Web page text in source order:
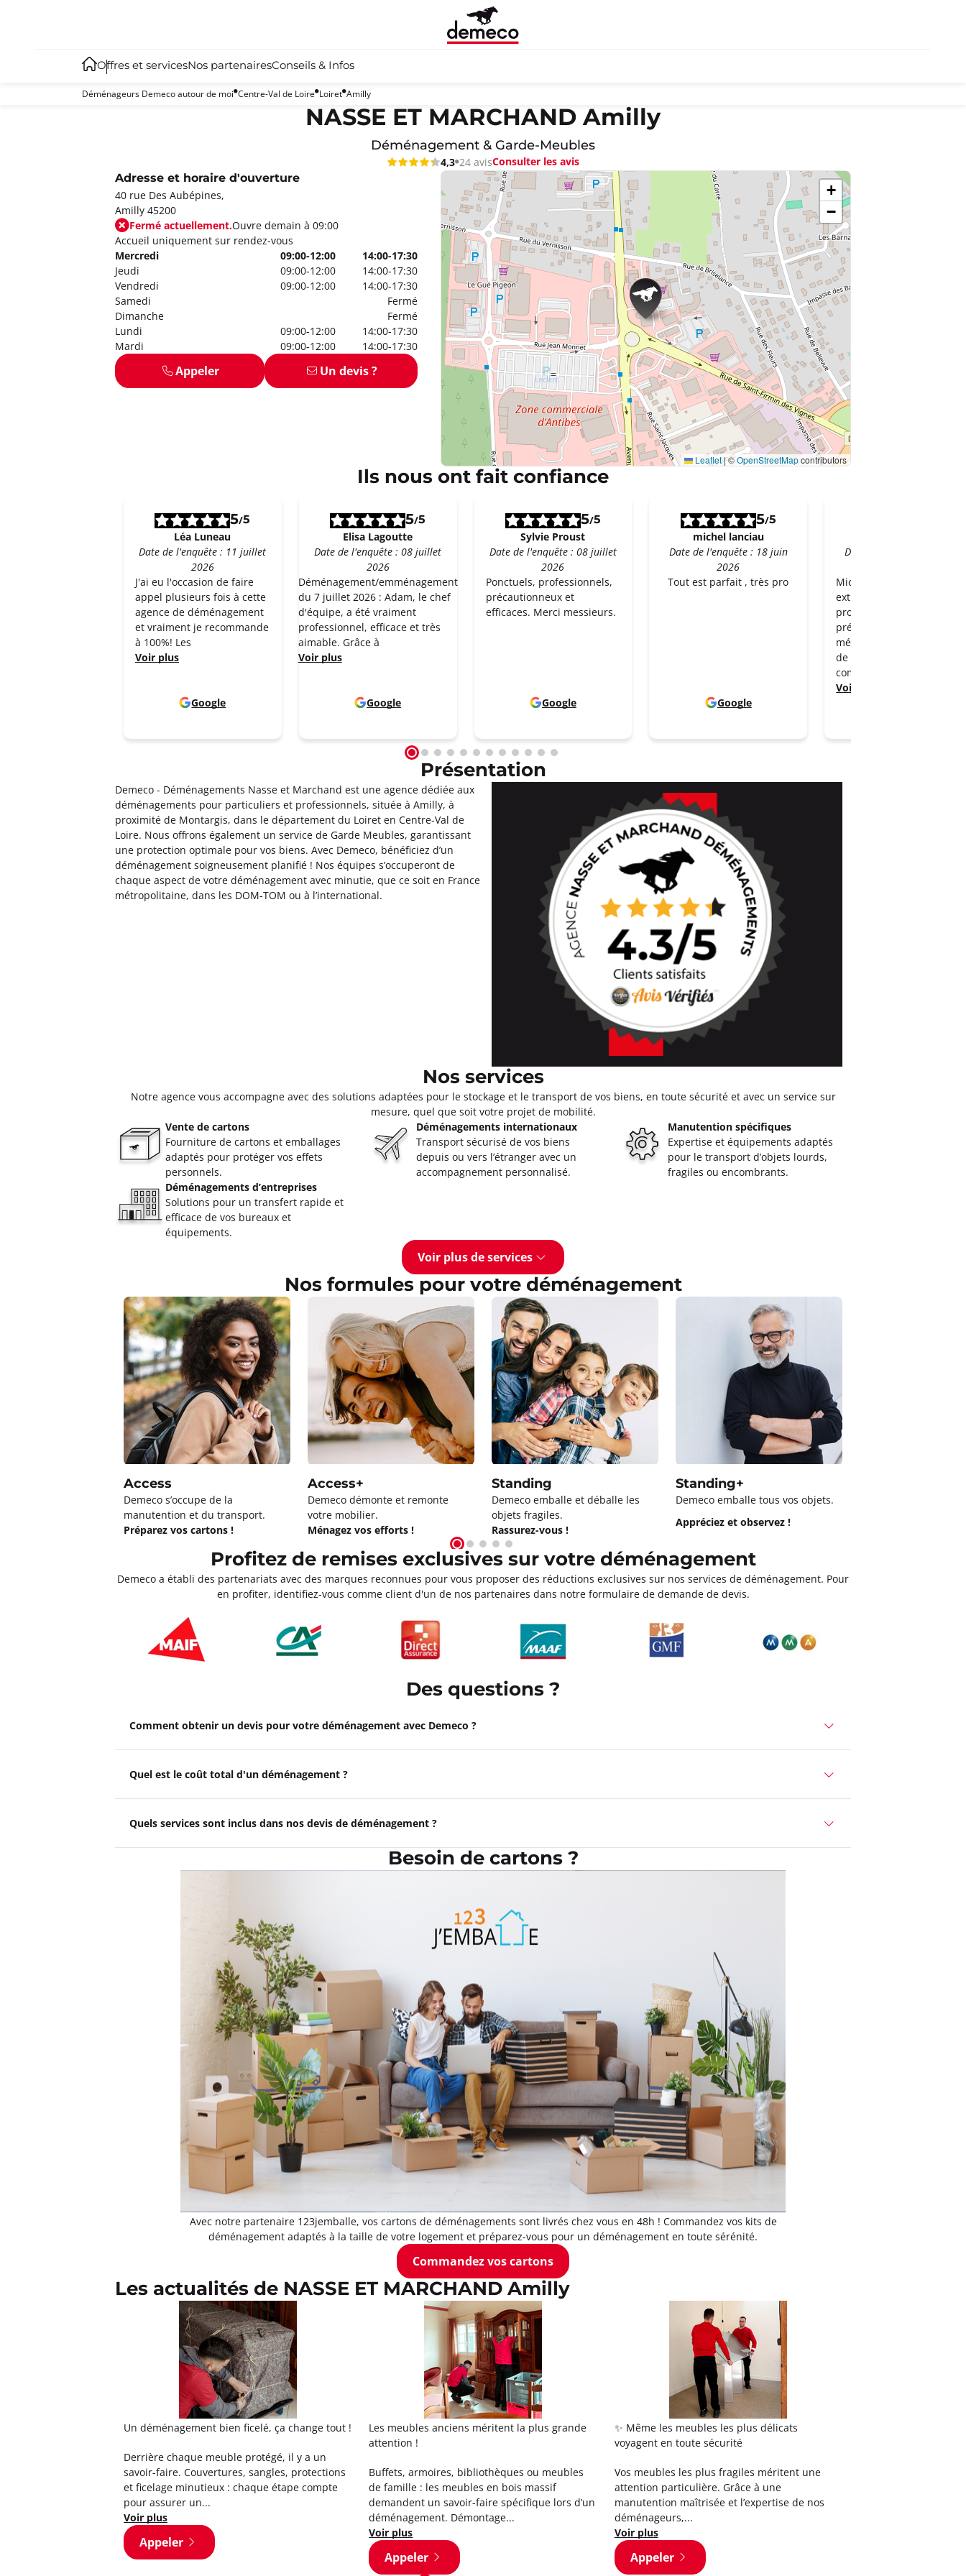
Offres et servicesNos partenairesConseils & Infos
Déménageurs Demeco autour de moi Centre-Val de Loire Loiret Amilly
NASSE ET MARCHAND Amilly
Déménagement & Garde-Meubles
4,3 24 avisConsulter les avis
Adresse et horaire d'ouverture
40 rue Des Aubépines,
Amilly 45200
Fermé actuellement.Ouvre demain à 09:00
Accueil uniquement sur rendez-vous
Mercredi
09:00-12:00
14:00-17:30
Jeudi
09:00-12:00
14:00-17:30
Vendredi
09:00-12:00
14:00-17:30
Samedi
Fermé
Dimanche
Fermé
Lundi
09:00-12:00
14:00-17:30
Mardi
09:00-12:00 14:00-17:30
Appeler Un devis ?
+
−
Leaflet|©OpenStreetMapcontributors
Ils nous ont fait confiance
5/5
Léa Luneau
Date de l'enquête : 11 juillet
2026
J'ai eu l'occasion de faire
appel plusieurs fois à cette
agence de déménagement
et vraiment je recommande
à 100%! Les
Voir plus
Google
5/5
Elisa Lagoutte
Date de l'enquête : 08 juillet
2026
Déménagement/emménagement
du 7 juillet 2026 : Adam, le chef
d'équipe, a été vraiment
professionnel, efficace et très
aimable. Grâce à
Voir plus
Google
5/5
Sylvie Proust
Date de l'enquête : 08 juillet
2026
Ponctuels, professionnels,
précautionneux et
efficaces. Merci messieurs.
Google
5/5
michel lanciau
Date de l'enquête : 18 juin
2026
Tout est parfait , très pro
Google
Date de l'enquête : 27 mai
Michael et Maxence ont
extraordinaires ! Hyper
professionnels, très
précautionneux, très
méticuleux, prenant soin
de toutes nos affaires
comme
Voir plus
Présentation
Demeco - Déménagements Nasse et Marchand est une agence dédiée aux
déménagements pour particuliers et professionnels, située à Amilly, à
proximité de Montargis, dans le département du Loiret en Centre-Val de
Loire. Nous offrons également un service de Garde Meubles, garantissant
une protection optimale pour vos biens. Avec Demeco, bénéficiez d’un
déménagement soigneusement planifié ! Nos équipes s’occuperont de
chaque aspect de votre déménagement avec minutie, que ce soit en France
métropolitaine, dans les DOM-TOM ou à l’international.
Nos services
Notre agence vous accompagne avec des solutions adaptées pour le stockage et le transport de vos biens, en toute sécurité et avec un service sur
mesure, quel que soit votre projet de mobilité.
Vente de cartons
Fourniture de cartons et emballages
adaptés pour protéger vos effets
personnels.
Déménagements internationaux
Transport sécurisé de vos biens
depuis ou vers l’étranger avec un
accompagnement personnalisé.
Manutention spécifiques
Expertise et équipements adaptés
pour le transport d’objets lourds,
fragiles ou encombrants.
Déménagements d’entreprises
Solutions pour un transfert rapide et
efficace de vos bureaux et
équipements.
Voir plus de services
Nos formules pour votre déménagement
Access
Demeco s’occupe de la
manutention et du transport.
Préparez vos cartons !
Access+
Demeco démonte et remonte
votre mobilier.
Ménagez vos efforts !
Standing
Demeco emballe et déballe les
objets fragiles.
Rassurez-vous !
Standing+
Demeco emballe tous vos objets.
Appréciez et observez !
Profitez de remises exclusives sur votre déménagement
Demeco a établi des partenariats avec des marques reconnues pour vous proposer des réductions exclusives sur nos services de déménagement. Pour
en profiter, identifiez-vous comme client d'un de nos partenaires dans notre formulaire de demande de devis.
Des questions ?
Comment obtenir un devis pour votre déménagement avec Demeco ?
Quel est le coût total d'un déménagement ?
Quels services sont inclus dans nos devis de déménagement ?
Besoin de cartons ?
Avec notre partenaire 123jemballe, vos cartons de déménagements sont livrés chez vous en 48h ! Commandez vos kits de
déménagement adaptés à la taille de votre logement et préparez-vous pour un déménagement en toute sérénité.
Commandez vos cartons
Les actualités de NASSE ET MARCHAND Amilly
Un déménagement bien ficelé, ça change tout !
Derrière chaque meuble protégé, il y a un
savoir-faire. Couvertures, sangles, protections
et ficelage minutieux : chaque étape compte
pour assurer un...
Voir plus
Appeler
Les meubles anciens méritent la plus grande
attention !
Buffets, armoires, bibliothèques ou meubles
de famille : les meubles en bois massif
demandent un savoir-faire spécifique lors d’un
déménagement. Démontage...
Voir plus
Appeler
✨ Même les meubles les plus délicats
voyagent en toute sécurité
Vos meubles les plus fragiles méritent une
attention particulière. Grâce à une
manutention maîtrisée et l’expertise de nos
déménageurs,...
Voir plus
Appeler